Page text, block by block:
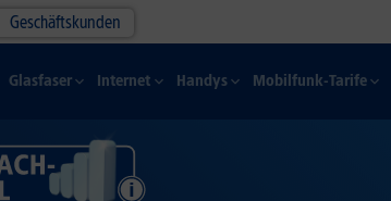
Geschäftskunden
Glasfaser Internet Handys Mobilfunk-Tarife